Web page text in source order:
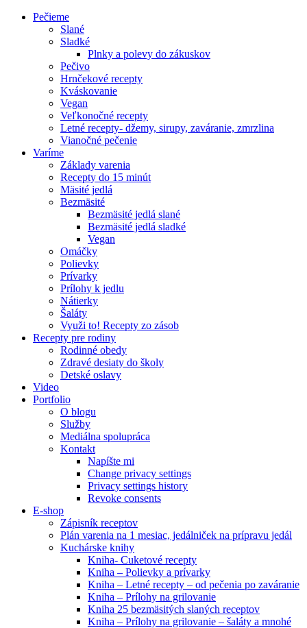
Pečieme
Slané
Sladké
Plnky a polevy do zákuskov
Pečivo
Hrnčekové recepty
Kváskovanie
Vegan
Veľkonočné recepty
Letné recepty- džemy, sirupy, zaváranie, zmrzlina
Vianočné pečenie
Varíme
Základy varenia
Recepty do 15 minút
Mäsité jedlá
Bezmäsité
Bezmäsité jedlá slané
Bezmäsité jedlá sladké
Vegan
Omáčky
Polievky
Prívarky
Prílohy k jedlu
Nátierky
Šaláty
Využi to! Recepty zo zásob
Recepty pre rodiny
Rodinné obedy
Zdravé desiaty do školy
Detské oslavy
Video
Portfolio
O blogu
Služby
Mediálna spolupráca
Kontakt
Napíšte mi
Change privacy settings
Privacy settings history
Revoke consents
E-shop
Zápisník receptov
Plán varenia na 1 mesiac, jedálniček na prípravu jedál
Kuchárske knihy
Kniha- Cuketové recepty
Kniha – Polievky a prívarky
Kniha – Letné recepty – od pečenia po zaváranie
Kniha – Prílohy na grilovanie
Kniha 25 bezmäsitých slaných receptov
Kniha – Prílohy na grilovanie – šaláty a mnohé